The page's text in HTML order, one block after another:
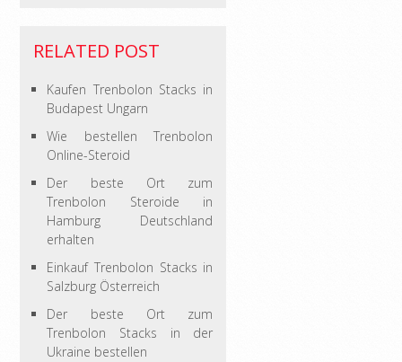
RELATED POST
Kaufen Trenbolon Stacks in
Budapest Ungarn
Wie bestellen Trenbolon
Online-Steroid
Der beste Ort zum
Trenbolon Steroide in
Hamburg Deutschland
erhalten
Einkauf Trenbolon Stacks in
Salzburg Österreich
Der beste Ort zum
Trenbolon Stacks in der
Ukraine bestellen